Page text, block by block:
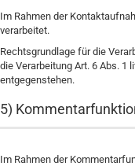
Im Rahmen der
verarbeitet.
Rechtsgrundlage für die
die Verarbeitung Art. 6 Abs.
entgegenstehen.
5)
Im Rahmen der